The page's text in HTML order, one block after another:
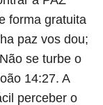
forma gratuita
paz vos dou;
se turbe o
14:27. A
perceber o